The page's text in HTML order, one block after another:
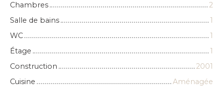
Chambres
2
Salle de bains
1
WC
1
Étage
1
Construction
2001
Cuisine
Aménagée